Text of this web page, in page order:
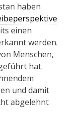
haben
einen
werden.
Menschen,
hat.
und damit
abgelehnt